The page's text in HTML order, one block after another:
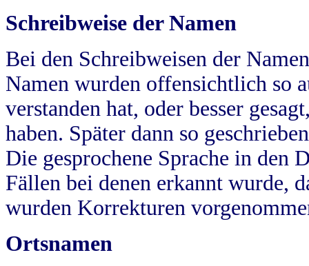
Schreibweise der Namen
Bei den Schreibweisen der
Namen wurden offensichtlich so
verstanden hat, oder besser
haben. Später dann so
Die gesprochene Sprache in
Fällen bei denen erkannt wurde,
wurden Korrekturen
Ortsnamen